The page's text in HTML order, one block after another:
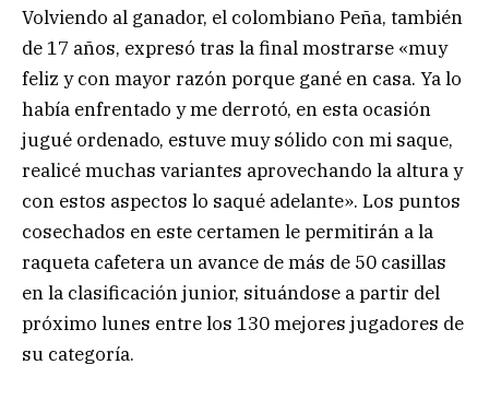
Volviendo al ganador, el colombiano Peña, también
de 17 años, expresó tras la final mostrarse «muy
feliz y con mayor razón porque gané en casa. Ya lo
había enfrentado y me derrotó, en esta ocasión
jugué ordenado, estuve muy sólido con mi saque,
realicé muchas variantes aprovechando la altura y
con estos aspectos lo saqué adelante». Los puntos
cosechados en este certamen le permitirán a la
raqueta cafetera un avance de más de 50 casillas
en la clasificación junior, situándose a partir del
próximo lunes entre los 130 mejores jugadores de
su categoría.